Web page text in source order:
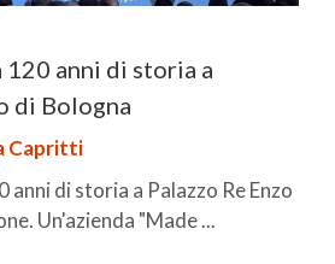
anni di storia a
di Bologna
Capritti
di storia a Palazzo Re Enzo
Un'azienda "Made ...